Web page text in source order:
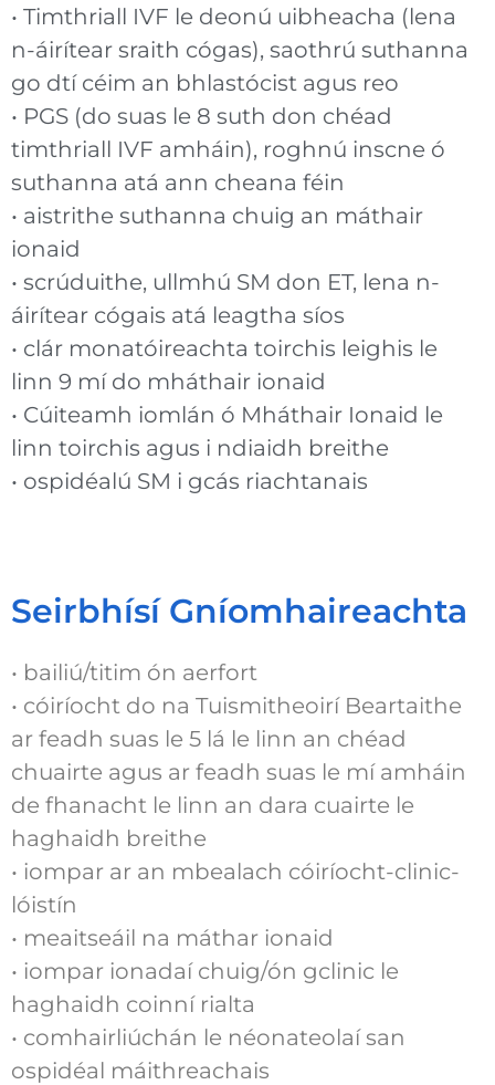
• Timthriall IVF le deonú uibheacha (lena
n-áirítear sraith cógas), saothrú suthanna
go dtí céim an bhlastócist agus reo
• PGS (do suas le 8 suth don chéad
timthriall IVF amháin), roghnú inscne ó
suthanna atá ann cheana féin
• aistrithe suthanna chuig an máthair
ionaid
• scrúduithe, ullmhú SM don ET, lena n-
áirítear cógais atá leagtha síos
• clár monatóireachta toirchis leighis le
linn 9 mí do mháthair ionaid
• Cúiteamh iomlán ó Mháthair Ionaid le
linn toirchis agus i ndiaidh breithe
• ospidéalú SM i gcás riachtanais
Seirbhísí Gníomhaireachta
• bailiú/titim ón aerfort
• cóiríocht do na Tuismitheoirí Beartaithe
ar feadh suas le 5 lá le linn an chéad
chuairte agus ar feadh suas le mí amháin
de fhanacht le linn an dara cuairte le
haghaidh breithe
• iompar ar an mbealach cóiríocht-clinic-
lóistín
• meaitseáil na máthar ionaid
• iompar ionadaí chuig/ón gclinic le
haghaidh coinní rialta
• comhairliúchán le néonateolaí san
ospidéal máithreachais